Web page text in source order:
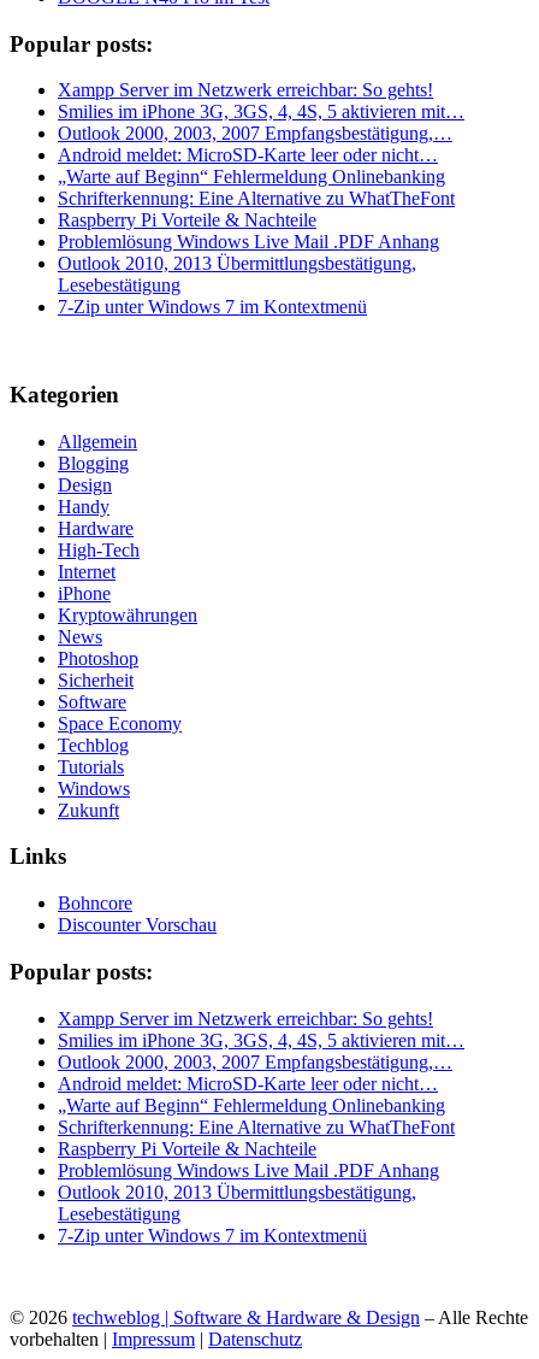
Popular posts:
Xampp Server im Netzwerk erreichbar: So gehts!
Smilies im iPhone 3G, 3GS, 4, 4S, 5 aktivieren mit…
Outlook 2000, 2003, 2007 Empfangsbestätigung,…
Android meldet: MicroSD-Karte leer oder nicht…
„Warte auf Beginn“ Fehlermeldung Onlinebanking
Schrifterkennung: Eine Alternative zu WhatTheFont
Raspberry Pi Vorteile & Nachteile
Problemlösung Windows Live Mail .PDF Anhang
Outlook 2010, 2013 Übermittlungsbestätigung,
Lesebestätigung
7-Zip unter Windows 7 im Kontextmenü
Kategorien
Allgemein
Blogging
Design
Handy
Hardware
High-Tech
Internet
iPhone
Kryptowährungen
News
Photoshop
Sicherheit
Software
Space Economy
Techblog
Tutorials
Windows
Zukunft
Links
Bohncore
Discounter Vorschau
Popular posts:
Xampp Server im Netzwerk erreichbar: So gehts!
Smilies im iPhone 3G, 3GS, 4, 4S, 5 aktivieren mit…
Outlook 2000, 2003, 2007 Empfangsbestätigung,…
Android meldet: MicroSD-Karte leer oder nicht…
„Warte auf Beginn“ Fehlermeldung Onlinebanking
Schrifterkennung: Eine Alternative zu WhatTheFont
Raspberry Pi Vorteile & Nachteile
Problemlösung Windows Live Mail .PDF Anhang
Outlook 2010, 2013 Übermittlungsbestätigung,
Lesebestätigung
7-Zip unter Windows 7 im Kontextmenü
© 2026 techweblog | Software & Hardware & Design – Alle Rechte
vorbehalten | Impressum | Datenschutz